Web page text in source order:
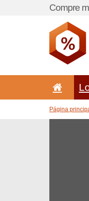
Compre
Página